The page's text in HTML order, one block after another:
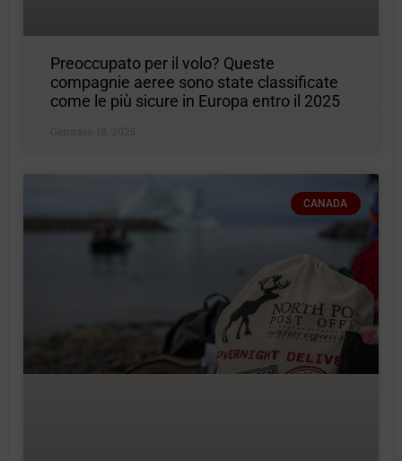
Preoccupato per il volo? Queste
compagnie aeree sono state classificate
come le più sicure in Europa entro il 2025
Gennaio 18, 2025
CANADA